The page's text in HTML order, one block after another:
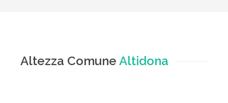
Altezza Comune Altidona